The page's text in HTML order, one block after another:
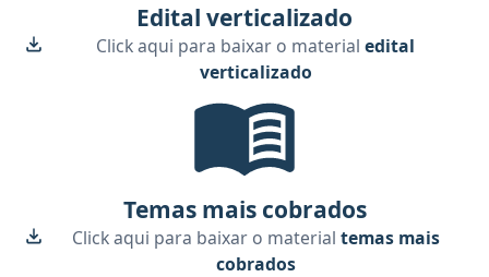
Edital verticalizado
Click aqui para baixar o materialedital
verticalizado
Temas mais cobrados
Click aqui para baixar o material temas mais
cobrados